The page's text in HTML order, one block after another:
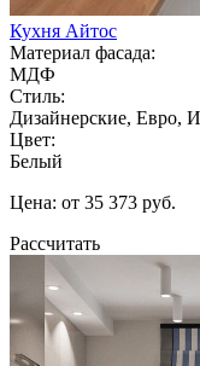
Кухня Айтос
Материал фасада:
МДФ
Стиль:
Дизайнерские, Евро,
Цвет:
Белый
Цена: от 35 373 руб.
Рассчитать